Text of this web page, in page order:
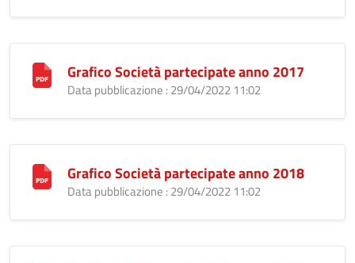
Grafico Società partecipate anno 2017
Data pubblicazione : 29/04/2022 11:02
Grafico Società partecipate anno 2018
Data pubblicazione : 29/04/2022 11:02